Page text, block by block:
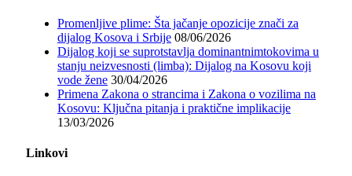
Promenljive plime: Šta jačanje opozicije znači za
dijalog Kosova i Srbije 08/06/2026
Dijalog koji se suprotstavlja dominantnimtokovima u
stanju neizvesnosti (limba): Dijalog na Kosovu koji
vode žene 30/04/2026
Primena Zakona o strancima i Zakona o vozilima na
Kosovu: Ključna pitanja i praktične implikacije
13/03/2026
Linkovi